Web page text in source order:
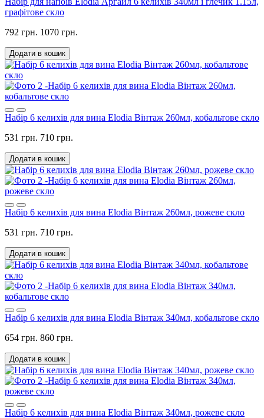
графітове скло
792 грн. 1070 грн.
Додати в кошик
Набір 6 келихів для вина Elodia Вінтаж 260мл, кобальтове скло
531 грн. 710 грн.
Додати в кошик
Набір 6 келихів для вина Elodia Вінтаж 260мл, рожеве скло
531 грн. 710 грн.
Додати в кошик
Набір 6 келихів для вина Elodia Вінтаж 340мл, кобальтове скло
654 грн. 860 грн.
Додати в кошик
Набір 6 келихів для вина Elodia Вінтаж 340мл, рожеве скло